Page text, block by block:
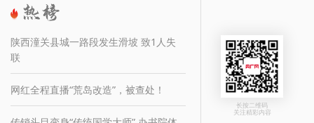
陕西潼关县城一路段发生滑坡 致1人失
联
网红全程直播“荒岛改造”，被查处！
长按二维码
关注精彩内容